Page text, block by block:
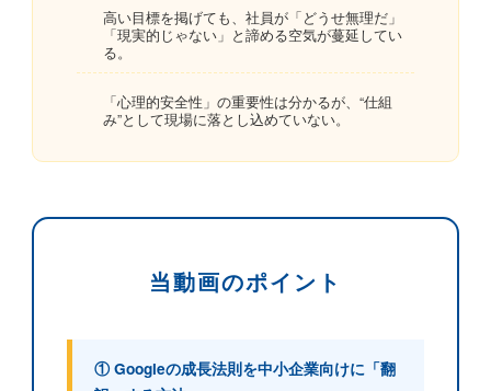
高い目標を掲げても、社員が「どうせ無理だ」
「現実的じゃない」と諦める空気が蔓延してい
る。
「心理的安全性」の重要性は分かるが、“仕組
み”として現場に落とし込めていない。
当動画のポイント
① Googleの成長法則を中小企業向けに「翻